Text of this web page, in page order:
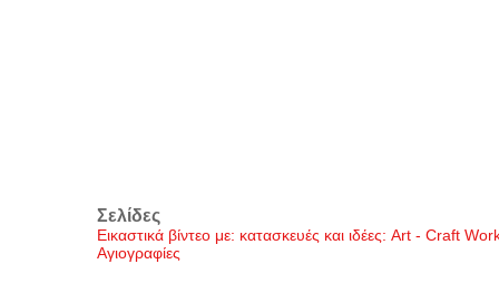
Σελίδες
Εικαστικά βίντεο με: κατασκευές και ιδέες: Art - Craft
Αγιογραφίες